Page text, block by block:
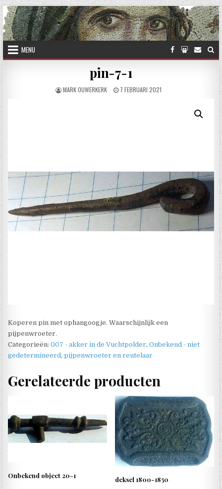
Skip to content
MENU
pin-7-1
AUTHOR:
MARK OUWERKERK PUBLISHED DATE:
7 FEBRUARI 2021
Koperen pin met ophangoogje. Waarschijnlijk een
pijpenwroeter.
Categorieën:007 - akker in de Vuchtpolder,Onbekend - niet
gedetermineerd,pijpenwroeter en reutelaar
Gerelateerde producten
Onbekend object 20-1
deksel 1800-1850